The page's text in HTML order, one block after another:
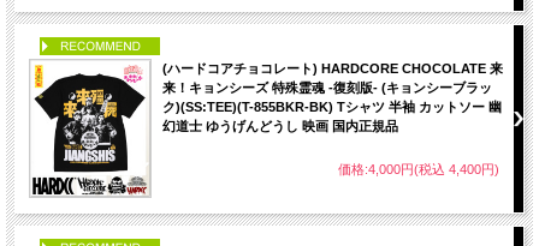
(ハードコアチョコレート) HARDCORE CHOCOLATE 来
来！キョンシーズ 特殊霊魂 -復刻版- (キョンシーブラッ
ク)(SS:TEE)(T-855BKR-BK) Tシャツ 半袖 カットソー 幽
幻道士 ゆうげんどうし 映画 国内正規品
価格:4,000円(税込 4,400円)